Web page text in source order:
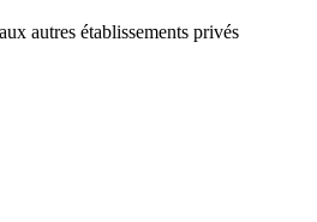
autres établissements privés